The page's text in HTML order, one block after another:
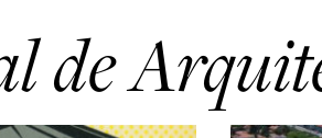
de